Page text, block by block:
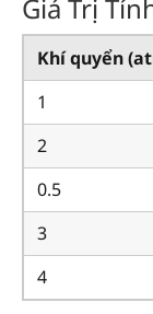
Giá Trị
Khí quyển
1
2
0.5
3
4